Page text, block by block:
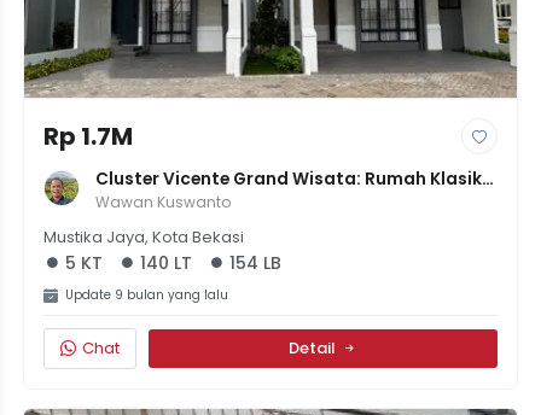
Rp 1.7M
Cluster Vicente Grand Wisata: Rumah Klasik
Modern Di Kawasan Elite Bekasi - Harga 1.7M
Wawan Kuswanto
Mustika Jaya, Kota Bekasi
5 KT 140 LT 154 LB
Update 9 bulan yang lalu
Chat Detail